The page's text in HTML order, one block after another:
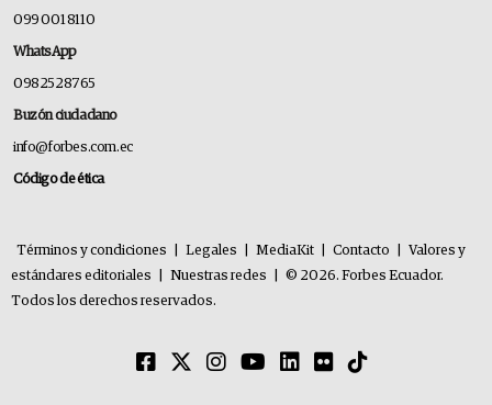
099 001 8110
WhatsApp
0982528765
Buzón ciudadano
info@forbes.com.ec
Código de ética
Términos y condiciones Legales MediaKit Contacto
Valores y
estándares editoriales
Nuestras redes
© 2026. Forbes Ecuador.
Todos los derechos reservados.